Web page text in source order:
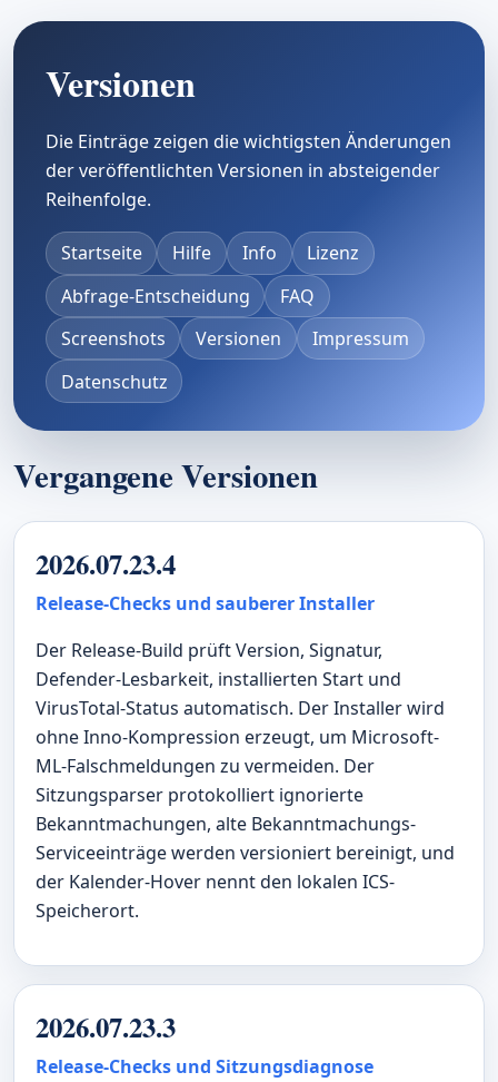
Versionen
Die Einträge zeigen die wichtigsten Änderungen
der veröffentlichten Versionen in absteigender
Reihenfolge.
Startseite Hilfe Info
Lizenz
Abfrage-Entscheidung
FAQ
Screenshots
Versionen
Impressum
Datenschutz
Vergangene Versionen
2026.07.23.4
Release-Checks und sauberer Installer
Der Release-Build prüft Version, Signatur,
Defender-Lesbarkeit, installierten Start und
VirusTotal-Status automatisch. Der Installer wird
ohne Inno-Kompression erzeugt, um Microsoft-
ML-Falschmeldungen zu vermeiden. Der
Sitzungsparser protokolliert ignorierte
Bekanntmachungen, alte Bekanntmachungs-
Serviceeinträge werden versioniert bereinigt, und
der Kalender-Hover nennt den lokalen ICS-
Speicherort.
2026.07.23.3
Release-Checks und Sitzungsdiagnose